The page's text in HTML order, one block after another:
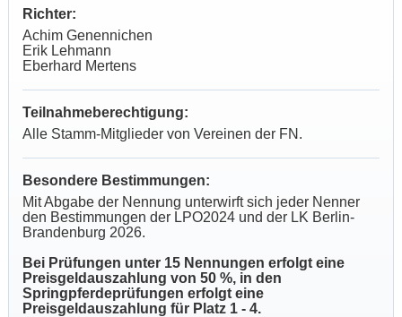
Richter:
Achim Genennichen
Erik Lehmann
Eberhard Mertens
Teilnahmeberechtigung:
Alle Stamm-Mitglieder von Vereinen der FN.
Besondere Bestimmungen:
Mit Abgabe der Nennung unterwirft sich jeder Nenner
den Bestimmungen der LPO2024 und der LK Berlin-
Brandenburg 2026.
Bei Prüfungen unter 15 Nennungen erfolgt eine
Preisgeldauszahlung von 50 %, in den
Springpferdeprüfungen erfolgt eine
Preisgeldauszahlung für Platz 1 - 4.